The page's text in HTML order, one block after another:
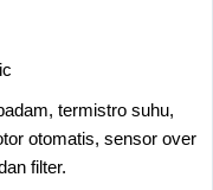
termistro suhu,
otomatis, sensor over
filter.